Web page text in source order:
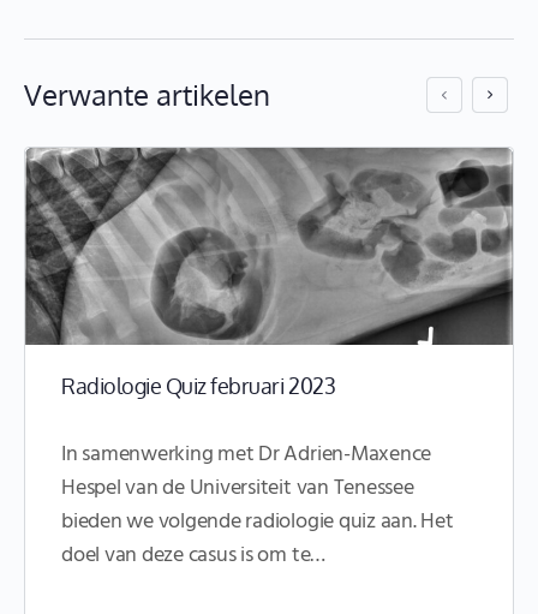
Verwante artikelen
Radiologie Quiz februari 2023
In samenwerking met Dr Adrien-Maxence
Hespel van de Universiteit van Tenessee
bieden we volgende radiologie quiz aan. Het
doel van deze casus is om te…